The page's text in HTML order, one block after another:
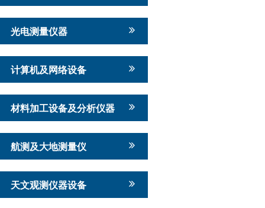
光电测量仪器
计算机及网络设备
材料加工设备及分析仪器
航测及大地测量仪
天文观测仪器设备